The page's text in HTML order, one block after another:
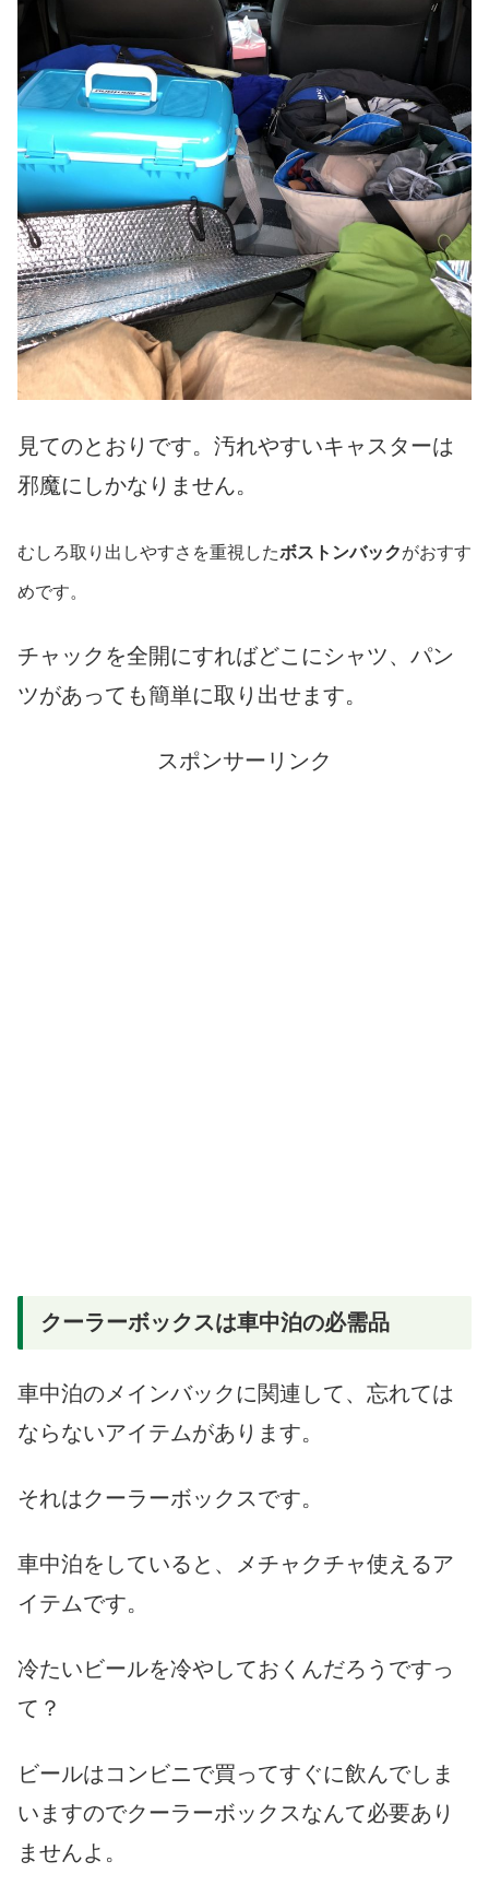
見てのとおりです。汚れやすいキャスターは
邪魔にしかなりません。
むしろ取り出しやすさを重視したボストンバックがおすす
めです。
チャックを全開にすればどこにシャツ、パン
ツがあっても簡単に取り出せます。
スポンサーリンク
クーラーボックスは車中泊の必需品
車中泊のメインバックに関連して、忘れては
ならないアイテムがあります。
それはクーラーボックスです。
車中泊をしていると、メチャクチャ使えるア
イテムです。
冷たいビールを冷やしておくんだろうですっ
て？
ビールはコンビニで買ってすぐに飲んでしま
いますのでクーラーボックスなんて必要あり
ませんよ。